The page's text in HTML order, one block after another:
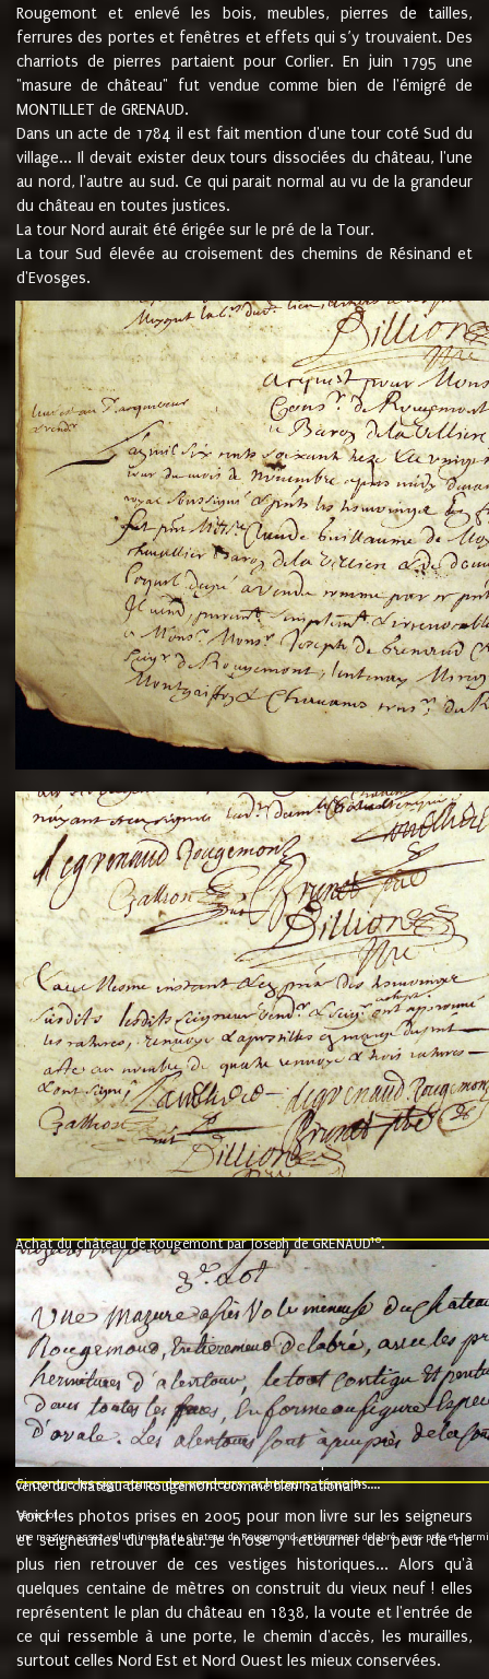
Rougemont et enlevé les bois, meubles, pierres de tailles,
ferrures des portes et fenêtres et effets qui s’y trouvaient. Des
charriots de pierres partaient pour Corlier. En juin 1795 une
"masure de château" fut vendue comme bien de l'émigré de
MONTILLET de GRENAUD.
Dans un acte de 1784 il est fait mention d'une tour coté Sud du
village... Il devait exister deux tours dissociées du château, l'une
au nord, l'autre au sud. Ce qui parait normal au vu de la grandeur
du château en toutes justices.
La tour Nord aurait été érigée sur le pré de la Tour.
La tour Sud élevée au croisement des chemins de Résinand et
d'Evosges.
Achat du château de Rougemont par Joseph de GRENAUD10.
"l'an mil six cent soixante treze le ving neuvième jour du mois de
nommé fut présent Messire Claude Guillaume de Moyriat chevalier baron
vend, purement simplement et irrevocablement a monseigneur monsieur
et chavannes conseiller du roy au parlement de Bourgogne, present et
que le dit seigneur Baron de la Vellière a sur ses hommes, indivisables et
de la Velliere tout ainsi et comme le dit seigneur Baron et ses
présent......"
suivent les rentes, donation des terriers, etc... au prix de 880 livre louis
Ci contre les signatures des vendeurs, acheteurs, témoins....
vente du château de Rougemont comme bien national9.
"3ème lot
une mazure assez volumineuse du chateau de Rougemond, entierement delabré, avec près et
Voici les photos prises en 2005 pour mon livre sur les seigneurs
et seigneuries du plateau. Je n'ose y retourner de peur de ne
plus rien retrouver de ces vestiges historiques... Alors qu'à
quelques centaine de mètres on construit du vieux neuf ! elles
représentent le plan du château en 1838, la voute et l'entrée de
ce qui ressemble à une porte, le chemin d'accès, les murailles,
surtout celles Nord Est et Nord Ouest les mieux conservées.